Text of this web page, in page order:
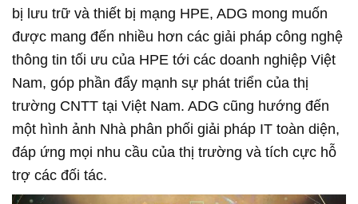
bị lưu trữ và thiết bị mạng HPE, ADG mong muốn
được mang đến nhiều hơn các giải pháp công nghệ
thông tin tối ưu của HPE tới các doanh nghiệp Việt
Nam, góp phần đẩy mạnh sự phát triển của thị
trường CNTT tại Việt Nam. ADG cũng hướng đến
một hình ảnh Nhà phân phối giải pháp IT toàn diện,
đáp ứng mọi nhu cầu của thị trường và tích cực hỗ
trợ các đối tác.